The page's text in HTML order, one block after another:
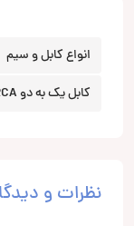
انواع کابل و سیم
کابل یک به دو RCA
نظرات و